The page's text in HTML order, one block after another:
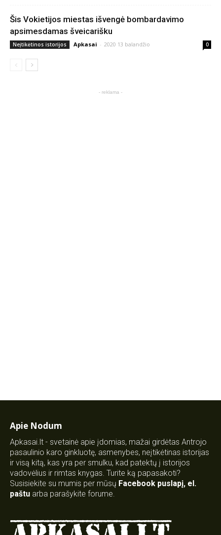
Šis Vokietijos miestas išvengė bombardavimo
apsimesdamas šveicarišku
Neįtikėtinos istorijos Apkasai - 2020 13 balandžio 0
- reklama -
Apie Nodum
Apkasai.lt - svetainė apie įdomias, mažai girdėtas Antrojo
pasaulinio karo ginkluotę, asmenybes, neįtikėtinas istorijas
ir visą kitą, kas yra per smulku, kad patektų į istorijos
vadovėlius ir rimtas knygas. Turite ką papasakoti?
Susisiekite su mumis per mūsų Facebook puslapį, el.
paštu arba parašykite forume.